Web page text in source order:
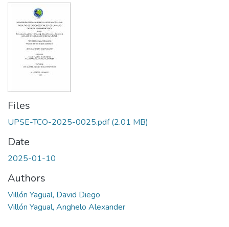
Files
UPSE-TCO-2025-0025.pdf(2.01 MB)
Date
2025-01-10
Authors
Villón Yagual, David Diego
Villón Yagual, Anghelo Alexander